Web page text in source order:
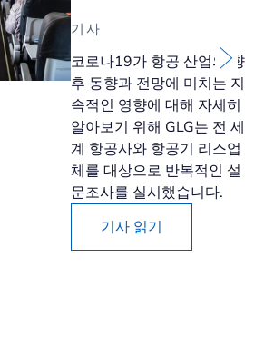
기사
코로나19가 항공 산업의 향
후 동향과 전망에 미치는 지
속적인 영향에 대해 자세히
알아보기 위해 GLG는 전 세
계 항공사와 항공기 리스업
체를 대상으로 반복적인 설
문조사를 실시했습니다.
기사 읽기